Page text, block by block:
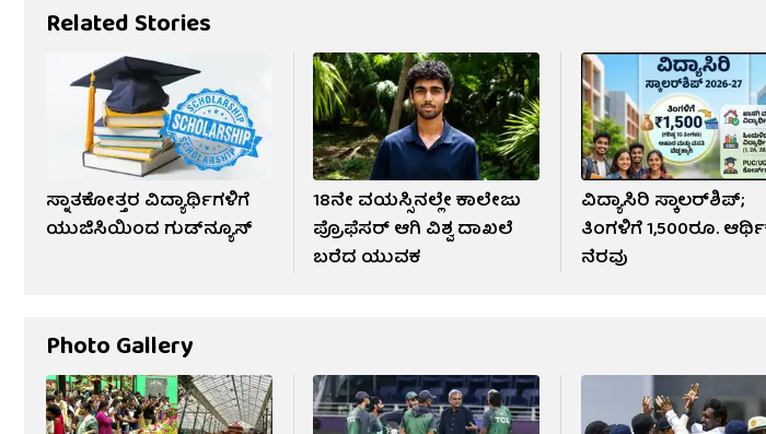
Related Stories
ಸ್ನಾತಕೋತ್ತರ ವಿದ್ಯಾರ್ಥಿಗಳಿಗೆ
ಯುಜಿಸಿಯಿಂದ ಗುಡ್​​ನ್ಯೂಸ್​
18ನೇ ವಯಸ್ಸಿನಲ್ಲೇ ಕಾಲೇಜು
ಪ್ರೊಫೆಸರ್ ಆಗಿ ವಿಶ್ವ ದಾಖಲೆ
ಬರೆದ ಯುವಕ
ವಿದ್ಯಾಸಿರಿ ಸ್ಕಾಲರ್‌ಶಿಪ್​​​​;
ತಿಂಗಳಿಗೆ 1,500ರೂ.
ನೆರವು
Photo Gallery